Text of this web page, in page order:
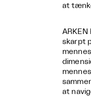
at
skarpt
at